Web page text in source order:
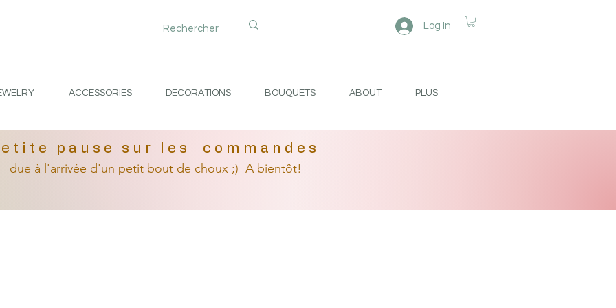
Log In
ACCESSORIES DECORATIONS BOUQUETS ABOUT PLUS
pause sur les commandes
due à l'arrivée d'un petit bout de choux ;) A bientôt!